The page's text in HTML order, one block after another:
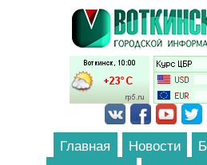
Перейти к основному содержанию
Главная Новости